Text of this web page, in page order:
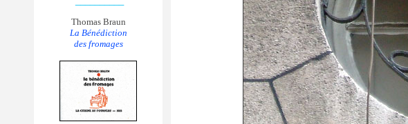
Thomas Braun
La Bénédiction
des fromages